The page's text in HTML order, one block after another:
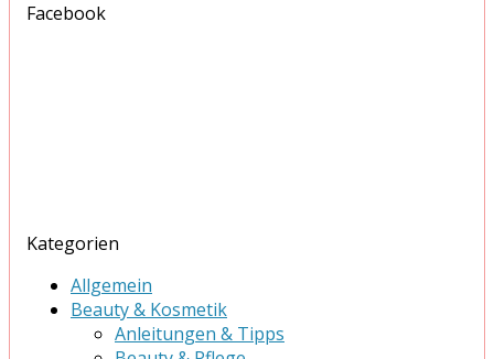
Facebook
Kategorien
Allgemein
Beauty & Kosmetik
Anleitungen & Tipps